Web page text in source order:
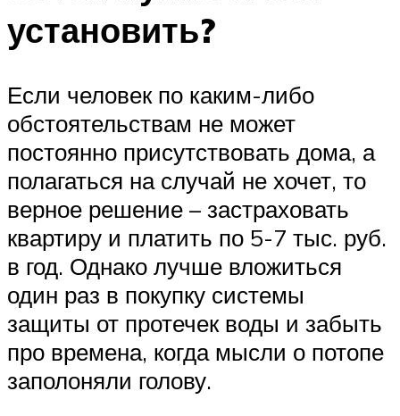
установить?
Если человек по каким-либо
обстоятельствам не может
постоянно присутствовать дома, а
полагаться на случай не хочет, то
верное решение – застраховать
квартиру и платить по 5-7 тыс. руб.
в год. Однако лучше вложиться
один раз в покупку системы
защиты от протечек воды и забыть
про времена, когда мысли о потопе
заполоняли голову.